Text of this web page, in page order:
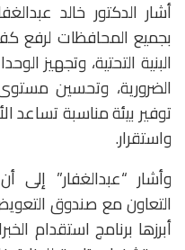
أشار الدكتور خالد
بجميع المحافظات لرفع
البنية التحتية، وتجهيز
الضرورية، وتحسين
توفير بيئة مناسبة تساعد
واستقرار.
وأشار “عبدالغفار” إلى
التعاون مع صندوق